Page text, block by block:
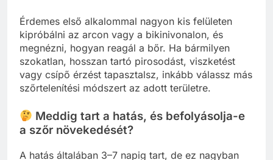
Érdemes első alkalommal nagyon kis felületen
kipróbálni az arcon vagy a bikinivonalon, és
megnézni, hogyan reagál a bőr. Ha bármilyen
szokatlan, hosszan tartó pirosodást, viszketést
vagy csípő érzést tapasztalsz, inkább válassz más
szőrtelenítési módszert az adott területre.
Meddig tart a hatás, és befolyásolja-e
a szőr növekedését?
A hatás általában 3–7 napig tart, de ez nagyban